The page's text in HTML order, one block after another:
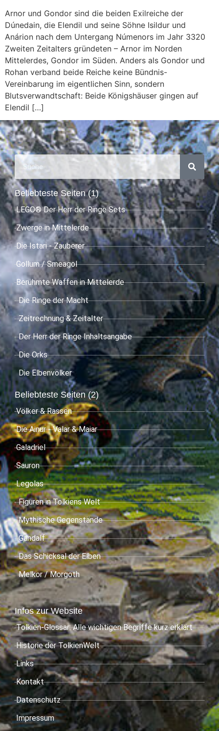
Arnor und Gondor sind die beiden Exilreiche der
Dúnedain, die Elendil und seine Söhne Isildur und
Anárion nach dem Untergang Númenors im Jahr 3320
Zweiten Zeitalters gründeten – Arnor im Norden
Mittelerdes, Gondor im Süden. Anders als Gondor und
Rohan verband beide Reiche keine Bündnis-
Vereinbarung im eigentlichen Sinn, sondern
Blutsverwandtschaft: Beide Königshäuser gingen auf
Elendil […]
Beliebteste Seiten (1)
LEGO® Der Herr der Ringe Sets
Zwerge in Mittelerde
Die Istari - Zauberer
Gollum / Smeagol
Berühmte Waffen in Mittelerde
Die Ringe der Macht
Zeitrechnung & Zeitalter
Der Herr der Ringe Inhaltsangabe
Die Orks
Die Elbenvölker
Beliebteste Seiten (2)
Völker & Rassen
Die Ainur - Valar & Maiar
Galadriel
Sauron
Legolas
Figuren in Tolkiens Welt
Mythische Gegenstände
Gandalf
Das Schicksal der Elben
Melkor / Morgoth
Infos zur Website
Tolkien-Glossar: Alle wichtigen Begriffe kurz erklärt
Historie der TolkienWelt
Links
Kontakt
Datenschutz
Impressum